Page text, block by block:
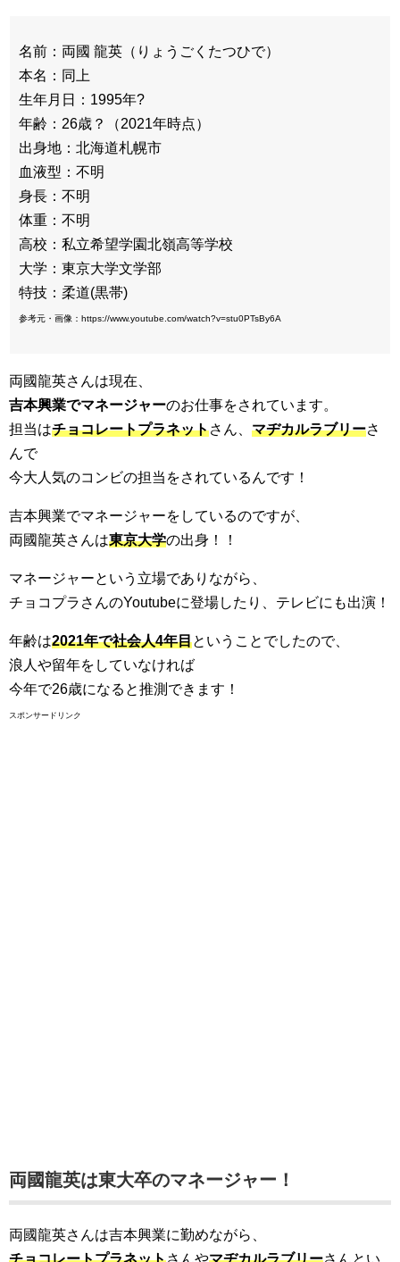
名前：両國 龍英（りょうごくたつひで）
本名：同上
生年月日：1995年?
年齢：26歳？（2021年時点）
出身地：北海道札幌市
血液型：不明
身長：不明
体重：不明
高校：私立希望学園北嶺高等学校
大学：東京大学文学部
特技：柔道(黒帯)
参考元・画像：https://www.youtube.com/watch?v=stu0PTsBy6A
両國龍英さんは現在、
吉本興業でマネージャーのお仕事をされています。
担当はチョコレートプラネットさん、 マヂカルラブリーさ
んで
今大人気のコンビの担当をされているんです！
吉本興業でマネージャーをしているのですが、
両國龍英さんは東京大学の出身！！
マネージャーという立場でありながら、
チョコプラさんのYoutubeに登場したり、テレビにも出演！
年齢は2021年で社会人4年目ということでしたので、
浪人や留年をしていなければ
今年で26歳になると推測できます！
スポンサードリンク
両國龍英は東大卒のマネージャー！
両國龍英さんは吉本興業に勤めながら、
チョコレートプラネットさんやマヂカルラブリーさんとい